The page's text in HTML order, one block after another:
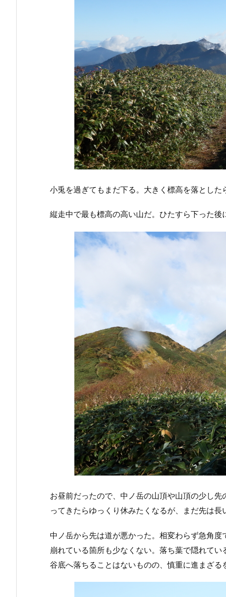
小兎を過ぎてもまだ下る。大きく標高を落とした
縦走中で最も標高の高い山だ。ひたすら下った後
お昼前だったので、中ノ岳の山頂や山頂の少し
ってきたらゆっくり休みたくなるが、まだ先は長
中ノ岳から先は道が悪かった。相変わらず急角
崩れている箇所も少なくない。落ち葉で隠れて
谷底へ落ちることはないものの、慎重に進まざる